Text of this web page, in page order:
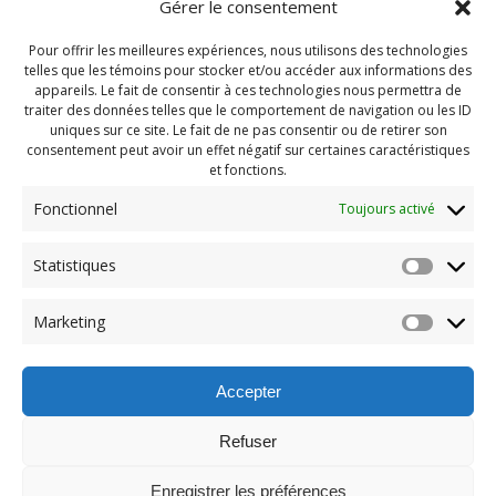
Gérer le consentement
Pour offrir les meilleures expériences, nous utilisons des technologies
telles que les témoins pour stocker et/ou accéder aux informations des
appareils. Le fait de consentir à ces technologies nous permettra de
traiter des données telles que le comportement de navigation ou les ID
uniques sur ce site. Le fait de ne pas consentir ou de retirer son
consentement peut avoir un effet négatif sur certaines caractéristiques
et fonctions.
Fonctionnel Toujours activé
Statistiques
Marketing
Accepter
Refuser
Enregistrer les préférences
Navigation
de
l'article
Previous:
post: